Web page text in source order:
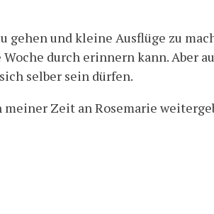
und kleine Ausflüge zu
durch erinnern kann. Aber
selber sein dürfen.
Zeit an Rosemarie